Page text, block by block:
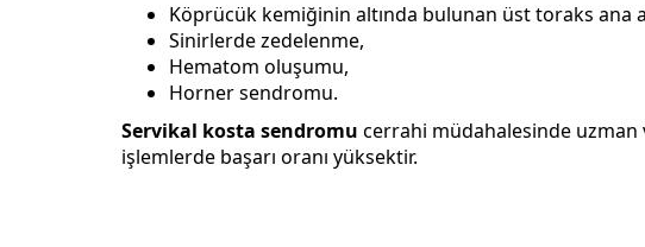
Köprücük kemiğinin altında bulunan üst toraks
Sinirlerde zedelenme,
Hematom oluşumu,
Horner sendromu.
Servikal kosta sendromu cerrahi müdahalesinde
işlemlerde başarı oranı yüksektir.